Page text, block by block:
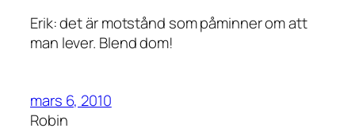
Erik: det är motstånd som påminner om att
man lever. Blend dom!
mars 6, 2010
Robin